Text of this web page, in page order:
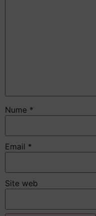
Nume *
Email *
Site web